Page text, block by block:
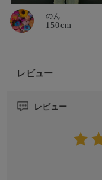
のん
150cm
レビュー
レビュー